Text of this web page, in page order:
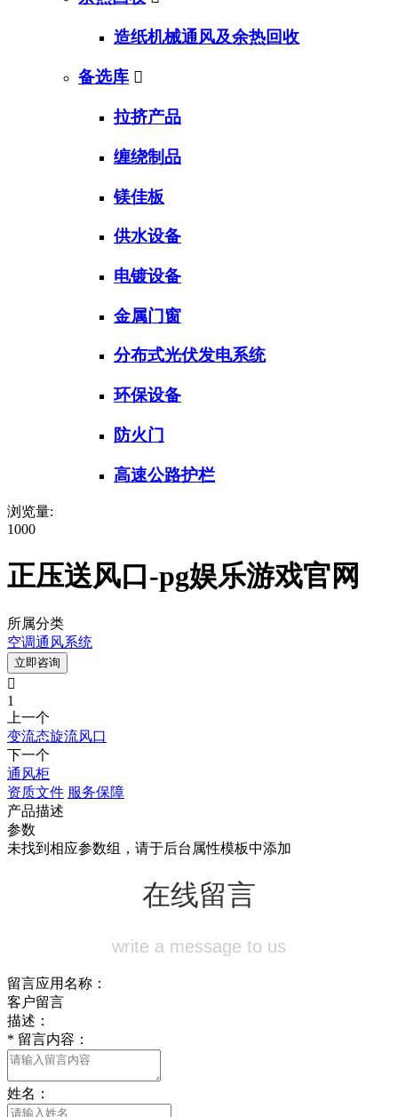
造纸机械通风及余热回收
备选库 
拉挤产品
缠绕制品
镁佳板
供水设备
电镀设备
金属门窗
分布式光伏发电系统
环保设备
防火门
高速公路护栏
浏览量:
1000
正压送风口-pg娱乐游戏官网
所属分类
空调通风系统
立即咨询

1
上一个
变流态旋流风口
下一个
通风柜
资质文件 服务保障
产品描述
参数
未找到相应参数组，请于后台属性模板中添加
在线留言
write a message to us
留言应用名称：
客户留言
描述：
* 留言内容：
姓名：